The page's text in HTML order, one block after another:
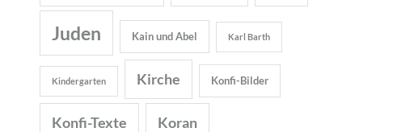
Juden Kain und Abel Karl Barth
Kindergarten Kirche Konfi-Bilder
Konfi-Texte Koran